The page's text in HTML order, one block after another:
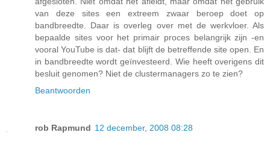
van deze sites een extreem zwaar beroep doet op
bandbreedte. Daar is overleg over met de werkvloer. Als
bepaalde sites voor het primair proces belangrijk zijn -en
vooral YouTube is dat- dat blijft de betreffende site open. En
in bandbreedte wordt geïnvesteerd. Wie heeft overigens dit
besluit genomen? Niet de clustermanagers zo te zien?
Beantwoorden
rob Rapmund 12 december, 2008 08:28